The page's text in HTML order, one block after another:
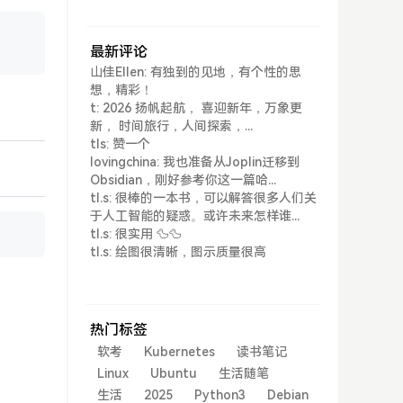
最新评论
山佳Ellen: 有独到的见地，有个性的思
想，精彩！
t: 2026 扬帆起航， 喜迎新年，万象更
新， 时间旅行，人间探索，...
tls: 赞一个
lovingchina: 我也准备从Joplin迁移到
Obsidian，刚好参考你这一篇哈...
tl.s: 很棒的一本书，可以解答很多人们关
于人工智能的疑惑。或许未来怎样谁...
tl.s: 很实用 🦆🦆
tl.s: 绘图很清晰，图示质量很高
热门标签
软考 Kubernetes
读书笔记
Linux
Ubuntu
生活随笔
生活
2025 Python3
Debian